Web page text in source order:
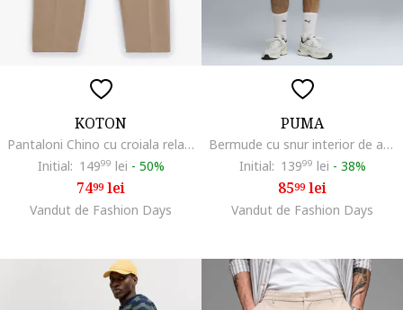
KOTON
Pantaloni Chino cu croiala relaxed-fit, Maro deschis
Initial: 14999 lei - 50%
7499lei
Vandut de Fashion Days
PUMA
Bermude cu snur interior de ajustare Essential
Initial: 13999 lei - 38%
8599lei
Vandut de Fashion Days